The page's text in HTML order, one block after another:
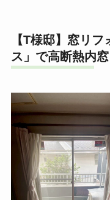
【T様邸】窓リ
ス」で高断熱内